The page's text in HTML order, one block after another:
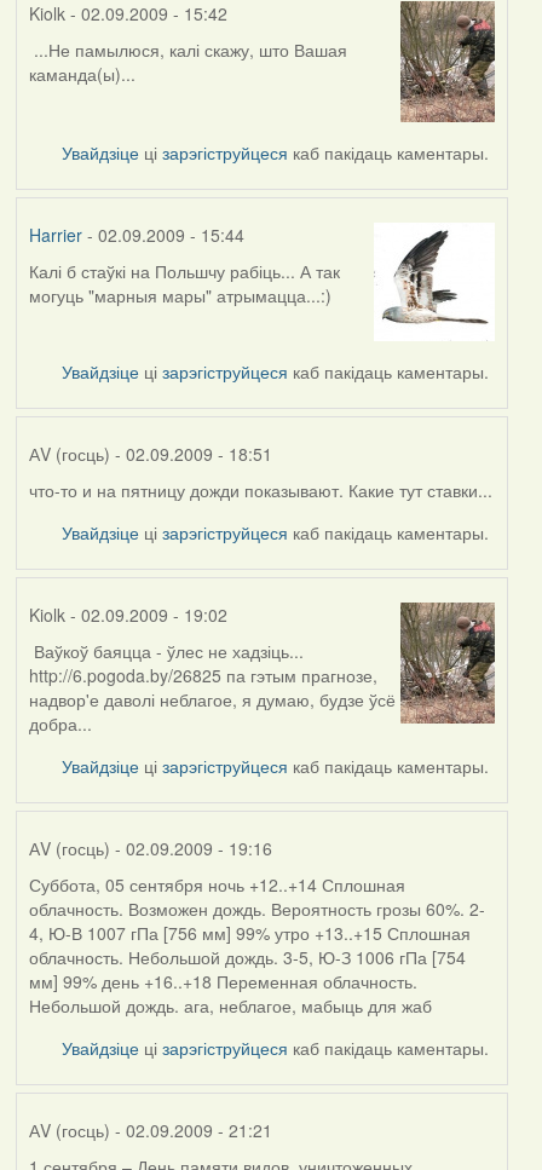
Kiolk- 02.09.2009 - 15:42
In
reply
...Не памылюся, калі скажу, што Вашая
каманда(ы)...
Увайдзіце цізарэгіструйцеся каб пакідаць каментары.
Harrier- 02.09.2009 - 15:44
In
reply
Kiolk
Калі б стаўкі на Польшчу рабіць... А так
могуць "марныя мары" атрымацца...:)
Увайдзіце цізарэгіструйцеся каб пакідаць каментары.
АV (госць) - 02.09.2009 - 18:51
что-то и на пятницу дожди показывают. Какие тут ставки...
Увайдзіце цізарэгіструйцеся каб пакідаць каментары.
Kiolk- 02.09.2009 - 19:02
In
reply
to
by
Ваўкоў баяцца - ўлес не хадзіць...
http://6.pogoda.by/26825 па гэтым прагнозе,
надвор'е даволі неблагое, я думаю, будзе ўсё
добра...
Увайдзіце цізарэгіструйцеся каб пакідаць каментары.
АV (госць) - 02.09.2009 - 19:16
Суббота, 05 сентября ночь +12..+14 Сплошная
облачность. Возможен дождь. Вероятность грозы 60%. 2-
4, Ю-В 1007 гПа [756 мм] 99% утро +13..+15 Сплошная
облачность. Небольшой дождь. 3-5, Ю-З 1006 гПа [754
мм] 99% день +16..+18 Переменная облачность.
Небольшой дождь. ага, неблагое, мабыць для жаб
Увайдзіце цізарэгіструйцеся каб пакідаць каментары.
АV (госць) - 02.09.2009 - 21:21